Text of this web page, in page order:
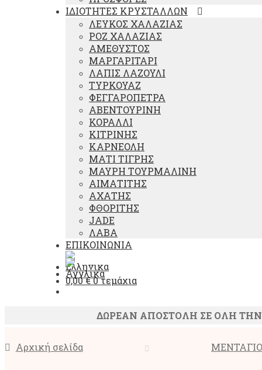
ΙΔΙΟΤΗΤΕΣ ΚΡΥΣΤΑΛΛΩΝ
ΛΕΥΚΟΣ ΧΑΛΑΖΙΑΣ
ΡΟΖ ΧΑΛΑΖΙΑΣ
ΑΜΕΘΥΣΤΟΣ
ΜΑΡΓΑΡΙΤΑΡΙ
ΛΑΠΙΣ ΛΑΖΟΥΛΙ
ΤΥΡΚΟΥΑΖ
ΦΕΓΓΑΡΟΠΕΤΡΑ
ΑΒΕΝΤΟΥΡΙΝΗ
ΚΟΡΑΛΛΙ
ΚΙΤΡΙΝΗΣ
ΚΑΡΝΕΟΛΗ
ΜΑΤΙ ΤΙΓΡΗΣ
ΜΑΥΡΗ ΤΟΥΡΜΑΛΙΝΗ
ΑΙΜΑΤΙΤΗΣ
ΑΧΑΤΗΣ
ΦΘΟΡΙΤΗΣ
JADE
ΛΑΒΑ
ΕΠΙΚΟΙΝΩΝΙΑ
0,00€0 τεμάχια
ΔΩΡΕΑΝ ΑΠΟΣΤΟΛΗ ΣΕ ΟΛΗ ΤΗΝ
Αρχική σελίδα